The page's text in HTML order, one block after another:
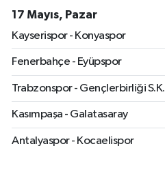
17 Mayıs, Pazar
Kayserispor - Konyaspor
Fenerbahçe - Eyüpspor
Trabzonspor - Gençlerbirliği S.K.
Kasımpaşa - Galatasaray
Antalyaspor - Kocaelispor